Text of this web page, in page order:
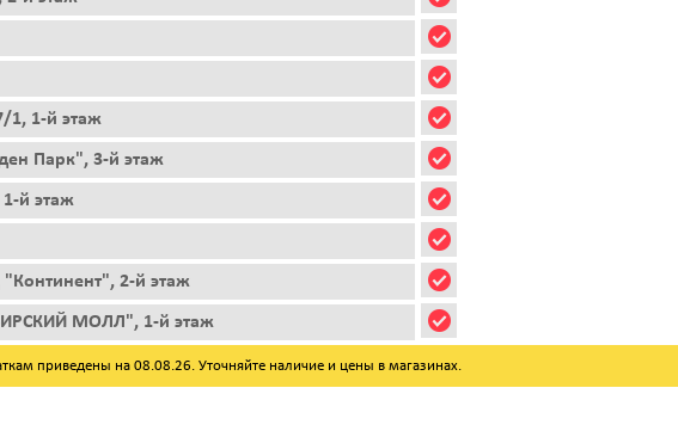
1, 1-й этаж
Парк", 3-й этаж
й этаж
2-й этаж
МОЛЛ", 1-й этаж
приведены на 08.08.26. Уточняйте наличие и цены в магазинах.